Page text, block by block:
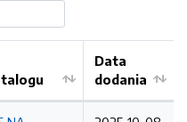
Data
dodania